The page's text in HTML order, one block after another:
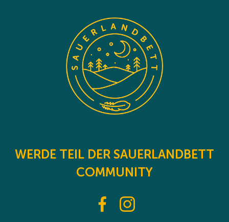
WERDE TEIL DER SAUERLANDBETT
COMMUNITY